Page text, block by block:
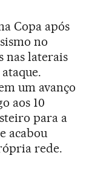
Copa após
no
nas laterais
um avanço
aos 10
para a
acabou
rede.